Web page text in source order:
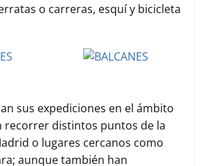
o carreras, esquí y bicicleta
sus expediciones en el ámbito
recorrer distintos puntos de la
o lugares cercanos como
aunque también han